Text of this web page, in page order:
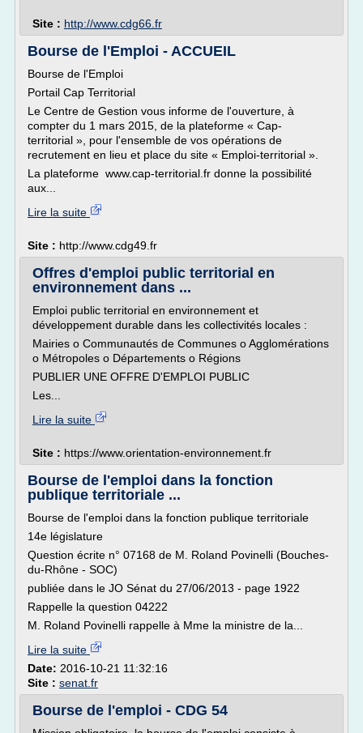
Site : http://www.cdg66.fr
Bourse de l'Emploi - ACCUEIL
Bourse de l'Emploi
Portail Cap Territorial
Le Centre de Gestion vous informe de l'ouverture, à
compter du 1 mars 2015, de la plateforme « Cap-
territorial », pour l'ensemble de vos opérations de
recrutement en lieu et place du site « Emploi-territorial ».
La plateforme www.cap-territorial.fr donne la possibilité
aux...
Lire la suite
Site : http://www.cdg49.fr
Offres d'emploi public territorial en
environnement dans ...
Emploi public territorial en environnement et
développement durable dans les collectivités locales :
Mairies o Communautés de Communes o Agglomérations
o Métropoles o Départements o Régions
PUBLIER UNE OFFRE D'EMPLOI PUBLIC
Les...
Lire la suite
Site : https://www.orientation-environnement.fr
Bourse de l'emploi dans la fonction
publique territoriale ...
Bourse de l'emploi dans la fonction publique territoriale
14e législature
Question écrite n° 07168 de M. Roland Povinelli (Bouches-
du-Rhône - SOC)
publiée dans le JO Sénat du 27/06/2013 - page 1922
Rappelle la question 04222
M. Roland Povinelli rappelle à Mme la ministre de la...
Lire la suite
Date: 2016-10-21 11:32:16
Site : senat.fr
Bourse de l'emploi - CDG 54